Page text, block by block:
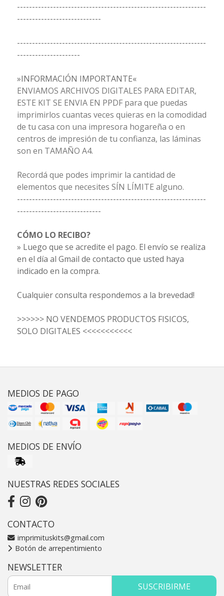
---------------------------------------------------------------
----------------------------
---------------------------------------------------------------
---------------------
»INFORMACIÓN IMPORTANTE«
ENVIAMOS ARCHIVOS DIGITALES PARA EDITAR,
ESTE KIT SE ENVIA EN PPDF para que puedas
imprimirlos cuantas veces quieras en la comodidad
de tu casa con una impresora hogareña o en
centros de impresión de tu confianza, las láminas
son en TAMAÑO A4.
Recordá que podes imprimir la cantidad de
elementos que necesites SÍN LÍMITE alguno.
---------------------------------------------------------------
----------------------------
CÓMO LO RECIBO?
» Luego que se acredite el pago. El envío se realiza
en el día al Gmail de contacto que usted haya
indicado en la compra.
Cualquier consulta respondemos a la brevedad!
>>>>>> NO VENDEMOS PRODUCTOS FISICOS,
SOLO DIGITALES <<<<<<<<<<<
MEDIOS DE PAGO
MEDIOS DE ENVÍO
NUESTRAS REDES SOCIALES
CONTACTO
imprimituskits@gmail.com
Botón de arrepentimiento
NEWSLETTER
SUSCRIBIRME